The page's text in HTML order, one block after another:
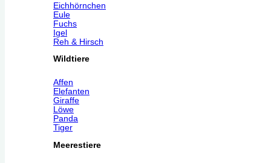
Eichhörnchen
Eule
Fuchs
Igel
Reh & Hirsch
Wildtiere
Affen
Elefanten
Giraffe
Löwe
Panda
Tiger
Meerestiere